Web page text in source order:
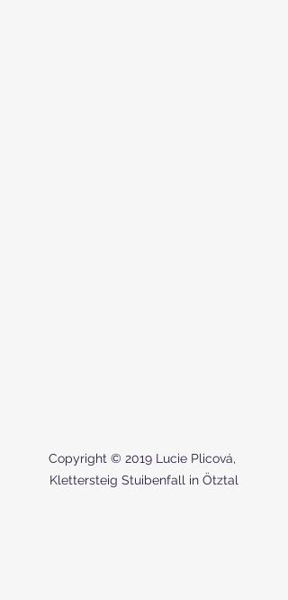
Copyright © 2019 Lucie Plicová,
Klettersteig Stuibenfall in Ötztal